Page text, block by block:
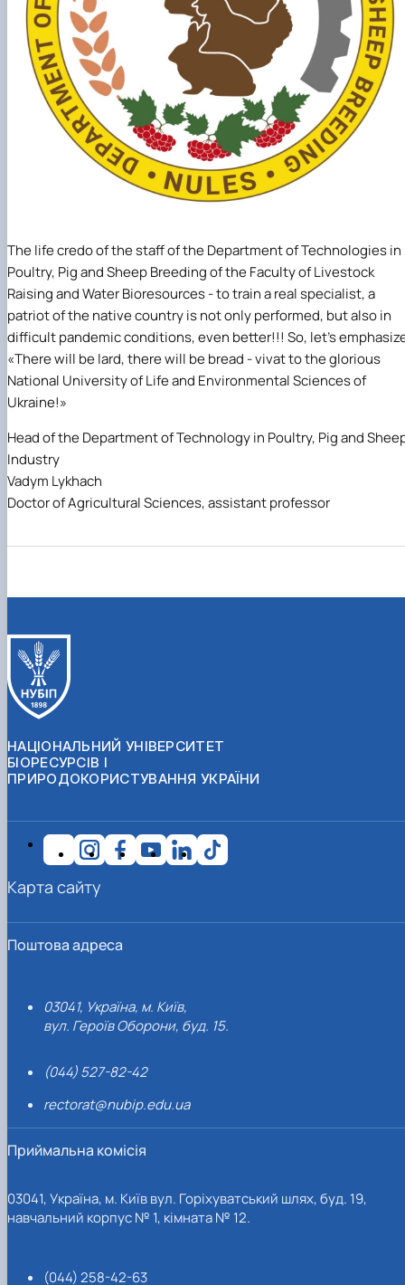
The life credo of the staff of the Department of Technologies in
Poultry, Pig and Sheep Breeding of the Faculty of Livestock
Raising and Water Bioresources - to train a real specialist, a
patriot of the native country is not only performed, but also in
difficult pandemic conditions, even better!!! So, let's
«There will be lard, there will be bread - vivat to the glorious
National University of Life and Environmental Sciences of
Ukraine!»
Head of the Department of Technology in Poultry, Pig and
Industry
Vadym Lykhach
Doctor of Agricultural Sciences, assistant professor
НАЦІОНАЛЬНИЙ УНІВЕРСИТЕТ
БІОРЕСУРСІВ І
ПРИРОДОКОРИСТУВАННЯ УКРАЇНИ
Поштова адреса
03041, Україна, м. Київ,
вул. Героїв Оборони, буд. 15.
(044) 527-82-42
rectorat@nubip.edu.ua
Приймальна комісія
03041, Україна, м. Київ вул. Горіхуватський шлях, буд. 19,
навчальний корпус № 1, кімната № 12.
(044) 258-42-63
Карта сайту